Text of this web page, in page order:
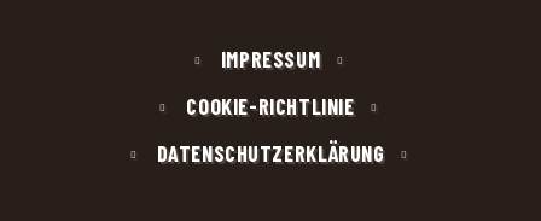
IMPRESSUM
COOKIE-RICHTLINIE
DATENSCHUTZERKLÄRUNG